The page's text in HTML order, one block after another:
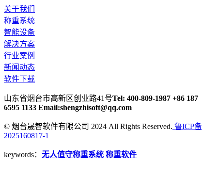
关于我们
称重系统
智能设备
解决方案
行业案例
新闻动态
软件下载
山东省烟台市高新区创业路41号Tel: 400-809-1987 +86 187
6595 1133 Email:shengzhisoft@qq.com
© 烟台晟智软件有限公司 2024 All Rights Reserved. 鲁ICP备
2025160817-1
keywords： 无人值守称重系统 称重软件